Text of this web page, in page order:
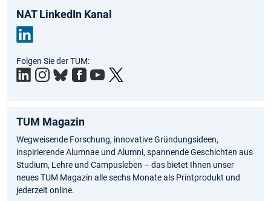
NAT LinkedIn Kanal
edIn
Folgen Sie der TUM:
TUM Magazin
Wegweisende Forschung, innovative Gründungsideen,
inspirierende Alumnae und Alumni, spannende Geschichten aus
Studium, Lehre und Campusleben – das bietet Ihnen unser
neues TUM Magazin alle sechs Monate als Printprodukt und
jederzeit online.